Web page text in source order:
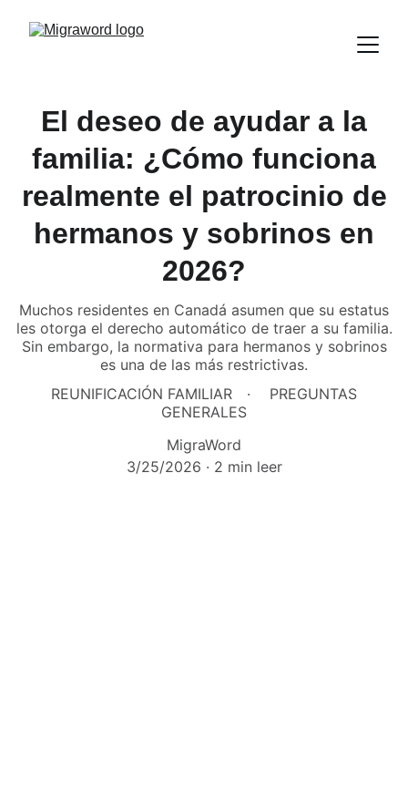
El deseo de ayudar a la
familia: ¿Cómo funciona
realmente el patrocinio de
hermanos y sobrinos en
2026?
Muchos residentes en Canadá asumen que su estatus
les otorga el derecho automático de traer a su familia.
Sin embargo, la normativa para hermanos y sobrinos
es una de las más restrictivas.
REUNIFICACIÓN FAMILIAR
PREGUNTAS
GENERALES
MigraWord
3/25/2026
2 min leer